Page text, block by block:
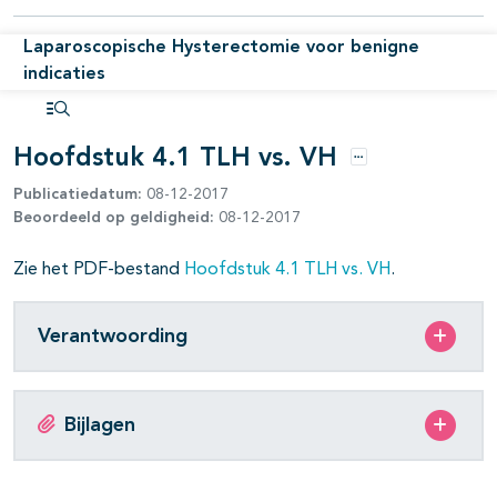
Laparoscopische Hysterectomie voor benigne
indicaties
open- en dichtklappen
open- en dichtklappen
open- en dichtklappen
Hoofdstuk 4.1 TLH vs. VH Opties
Publicatiedatum: 08-12-2017
Beoordeeld op geldigheid: 08-12-2017
Zie het PDF-bestand Hoofdstuk 4.1 TLH vs. VH.
Verantwoording
Bijlagen